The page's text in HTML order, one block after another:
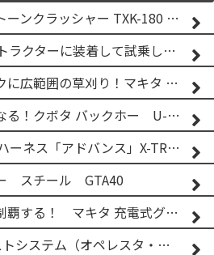
石が一瞬で砕ける！ストーンクラッシャー TXK-180 実演
自動操舵CHCNAVをBFトラクターに装着して試乗してみた！！ CHCNAV NX610
押すだけカンタン！ラクに広範囲の草刈り！マキタ バッテリー式草刈り機 MUG001G 2
現場が、もっと楽しくなる！クボタ バックホー U-25-3A
STIHL フォレストリーハーネス「アドバンス」X-TREEm
スチール GTA40
押すだけフィールドを制覇する！ マキタ 充電式グランドトリマー MUG001G
ISEKI 直進＆旋回アシストシステム（オペレスタ・ターン）搭載 イセキ 乗用田植機 PRJ8D-ZJL